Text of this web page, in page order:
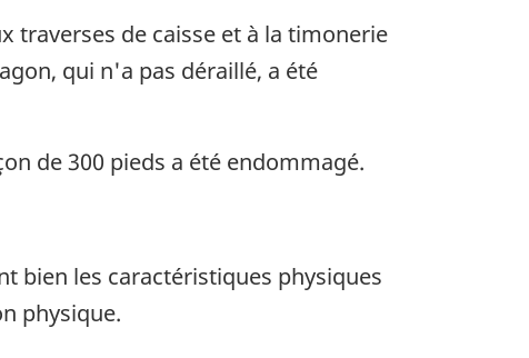
traverses de caisse et à la timonerie
qui n'a pas déraillé, a été
de 300 pieds a été endommagé.
bien les caractéristiques physiques
physique.